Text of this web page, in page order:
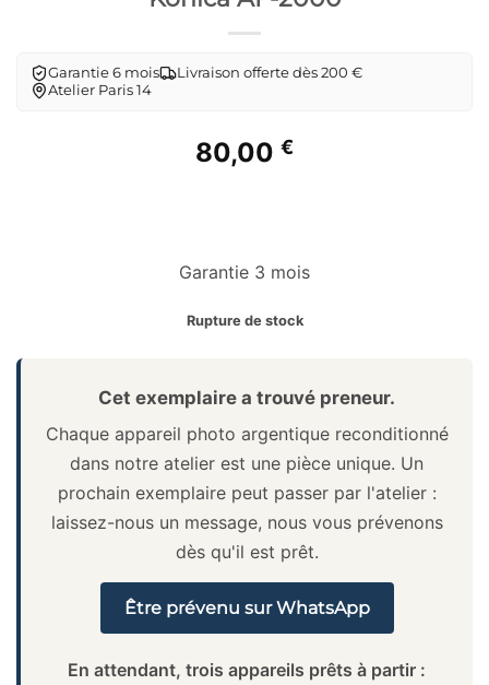
Garantie 6 mois
Livraison offerte dès 200 €
Atelier Paris 14
80,00 €
Garantie 3 mois
Rupture de stock
Cet exemplaire a trouvé preneur.
Chaque appareil photo argentique reconditionné
dans notre atelier est une pièce unique. Un
prochain exemplaire peut passer par l'atelier :
laissez-nous un message, nous vous prévenons
dès qu'il est prêt.
Être prévenu sur WhatsApp
En attendant, trois appareils prêts à partir :